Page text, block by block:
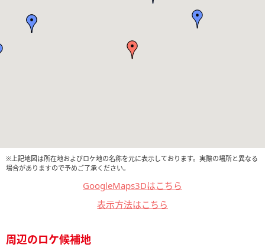
※上記地図は所在地およびロケ地の名称を元に表示しております。実際の場所と異なる
場合がありますので予めご了承ください。
GoogleMaps3Dはこちら
表示方法はこちら
周辺のロケ候補地